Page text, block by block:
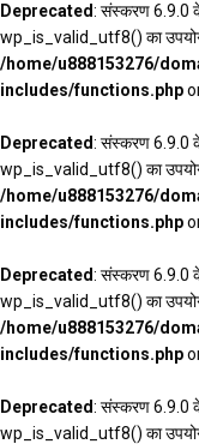
Deprecated: संस्करण 6.9.0
wp_is_valid_utf8() का
/home/u888153276/
includes/functions.php
Deprecated: संस्करण 6.9.0
wp_is_valid_utf8() का
/home/u888153276/
includes/functions.php
Deprecated: संस्करण 6.9.0
wp_is_valid_utf8() का
/home/u888153276/
includes/functions.php
Deprecated: संस्करण 6.9.0
wp_is_valid_utf8() का